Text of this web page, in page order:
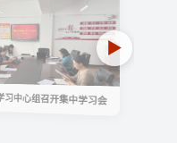
习中心组召开集中学习会
▶